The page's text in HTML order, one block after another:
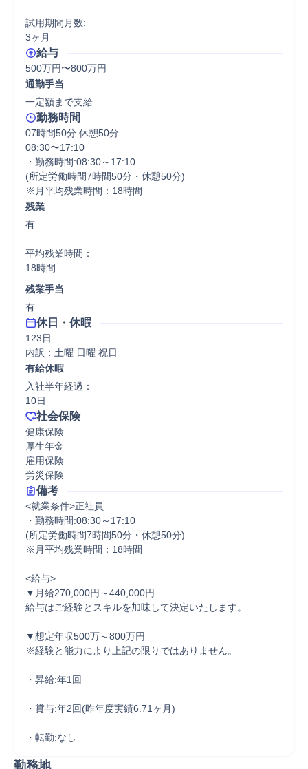
試用期間月数:
3ヶ月
給与
500万円〜800万円
通勤手当
一定額まで支給
勤務時間
07時間50分 休憩50分
08:30〜17:10
・勤務時間:08:30～17:10
(所定労働時間7時間50分・休憩50分)
残業
有
平均残業時間：
18時間
残業手当
有
休日・休暇
123日
内訳：土曜 日曜 祝日
有給休暇
入社半年経過：
10日
社会保険
健康保険
厚生年金
雇用保険
労災保険
備考
<就業条件>正社員
・勤務時間:08:30～17:10
(所定労働時間7時間50分・休憩50分)
※月平均残業時間：18時間
<給与>
▼月給270,000円～440,000円
給与はご経験とスキルを加味して決定いたします。
▼想定年収500万～800万円
※経験と能力により上記の限りではありません。
・昇給:年1回
・賞与:年2回(昨年度実績6.71ヶ月)
・転勤:なし
勤務地